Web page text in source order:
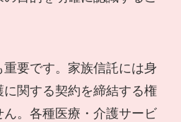
重要です。家族信託には身
関する契約を締結する権
ん。各種医療・介護サービ